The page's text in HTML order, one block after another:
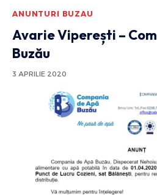
ANUNTURI BUZAU
Avarie Viperești –
Buzău
3 APRILIE 2020